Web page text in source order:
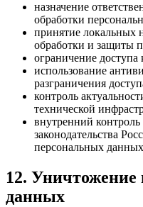
назначение
обработки
принятие локальных
обработки и защиты
ограничение
использование
разграничения
контроль
технической
внутренний
законодательства
персональных
12.
данных